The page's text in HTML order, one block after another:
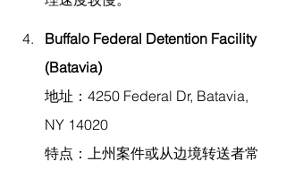
Buffalo Federal Detention Facility
(Batavia)
地址：4250 Federal Dr, Batavia,
NY 14020
特点：上州案件或从边境转送者常